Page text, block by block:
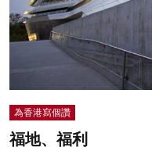
為香港寫個讚
福地、福利